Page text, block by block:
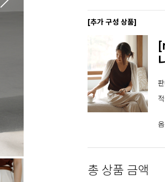
[추가 구성 상품]
총 상품 금액